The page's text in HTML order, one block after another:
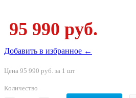
95 990 руб.
Добавить в избранное ←
Цена 95 990 руб. за 1 шт
Количество